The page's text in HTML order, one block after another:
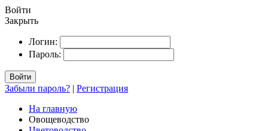
Войти
Закрыть
Логин:
Пароль:
Войти
Забыли пароль? | Регистрация
На главную
Овощеводство